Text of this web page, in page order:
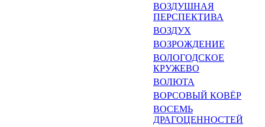
ВОЗДУШНАЯ
ПЕРСПЕКТИВА
ВОЗДУХ
ВОЗРОЖДЕНИЕ
ВОЛОГОДСКОЕ
КРУЖЕВО
ВОЛЮТА
ВОРСОВЫЙ КОВЁР
ВОСЕМЬ
ДРАГОЦЕННОС­ТЕЙ